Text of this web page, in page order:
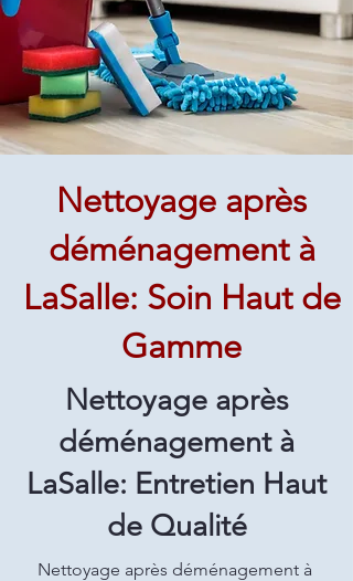
Nettoyage après
déménagement à
LaSalle: Soin Haut de
Gamme
Nettoyage après
déménagement à
LaSalle: Entretien Haut
de Qualité
Nettoyage après déménagement à